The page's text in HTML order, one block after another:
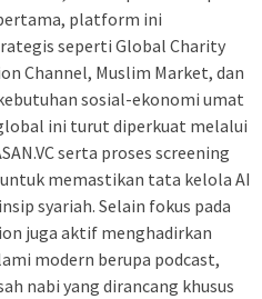
platform ini
seperti Global Charity
Channel, Muslim Market, dan
sosial-ekonomi umat
ini turut diperkuat melalui
serta proses screening
memastikan tata kelola AI
syariah. Selain fokus pada
juga aktif menghadirkan
modern berupa podcast,
nabi yang dirancang khusus